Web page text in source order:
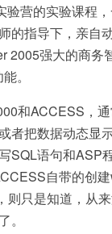
验营的实验课程
的指导下，亲自
2005强大的商务
。
和ACCESS，
者把数据动态显
SQL语句和ASP
自带的创
则只是知道，从
。